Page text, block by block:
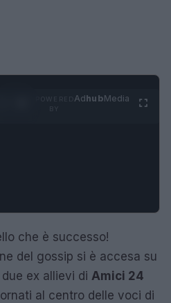
AdhubMedia
che è successo!
del gossip si è accesa su
ex allievi di Amici 24
al centro delle voci di